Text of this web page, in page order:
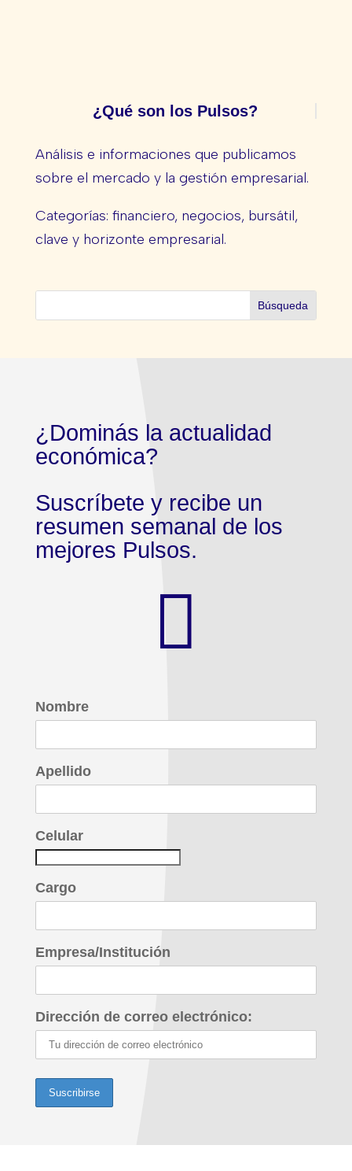
¿Qué son los Pulsos?
Análisis e informaciones que publicamos
sobre el mercado y la gestión empresarial.
Categorías: financiero, negocios, bursátil,
clave y horizonte empresarial.
¿Dominás la actualidad
económica?
Suscríbete y recibe un
resumen semanal de los
mejores Pulsos.

Nombre
Apellido
Celular
Cargo
Empresa/Institución
Dirección de correo electrónico: